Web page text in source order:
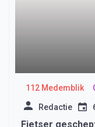
112 Medemblik
Redactie
Fietser